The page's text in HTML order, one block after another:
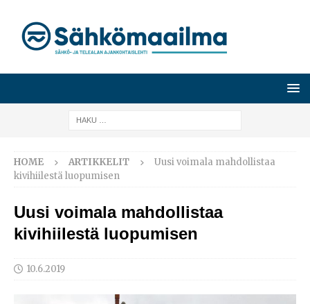
HOME ARTIKKELIT
Uusi voimala mahdollistaa
kivihiilestä luopumisen
Uusi voimala mahdollistaa
kivihiilestä luopumisen
10.6.2019